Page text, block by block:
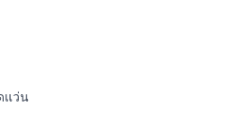
แว่น